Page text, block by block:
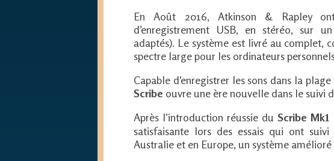
En Août 2016, Atkinson & Rapley
d’enregistrement USB, en stéréo, sur
adaptés). Le système est livré au complet,
spectre large pour les ordinateurs
Capable d’enregistrer les sons dans la
Scribe ouvre une ère nouvelle dans le suivi
Après l’introduction réussie duScribe Mk1
satisfaisante lors des essais qui ont
Australie et en Europe, un système